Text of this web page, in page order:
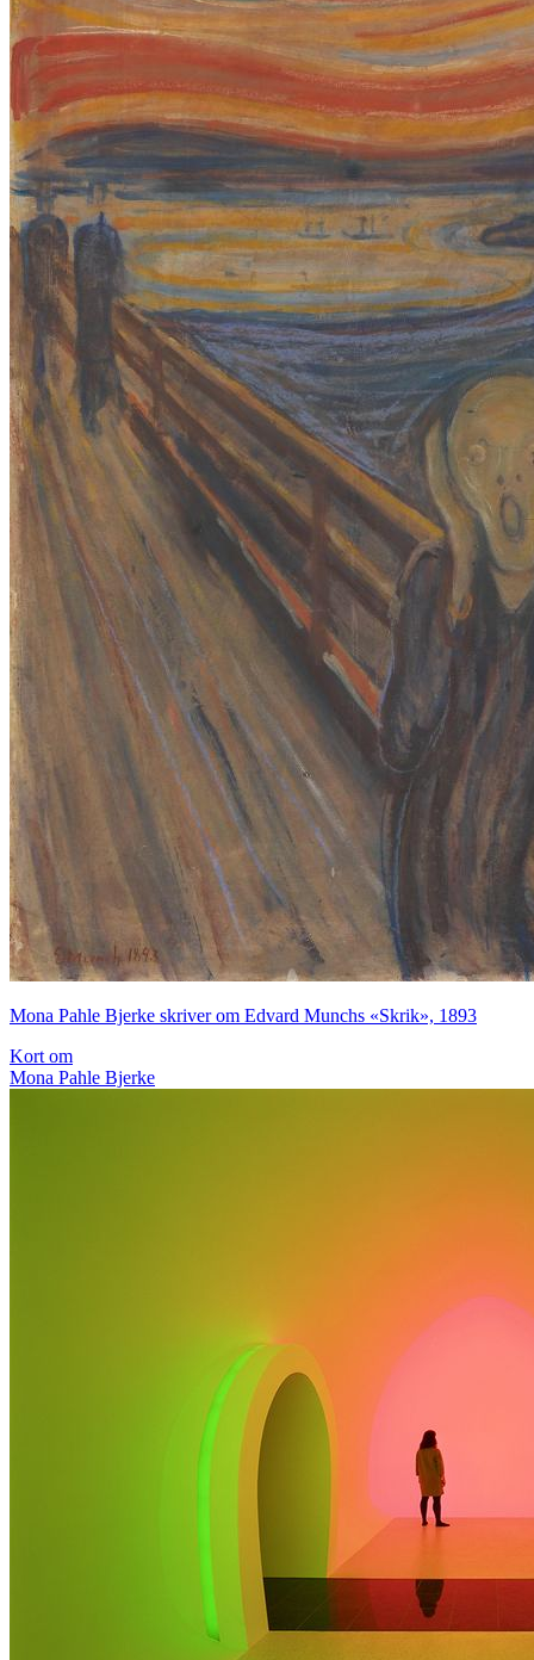
Mona Pahle Bjerke skriver om Edvard Munchs «Skrik», 1893
Kort om
Mona Pahle Bjerke